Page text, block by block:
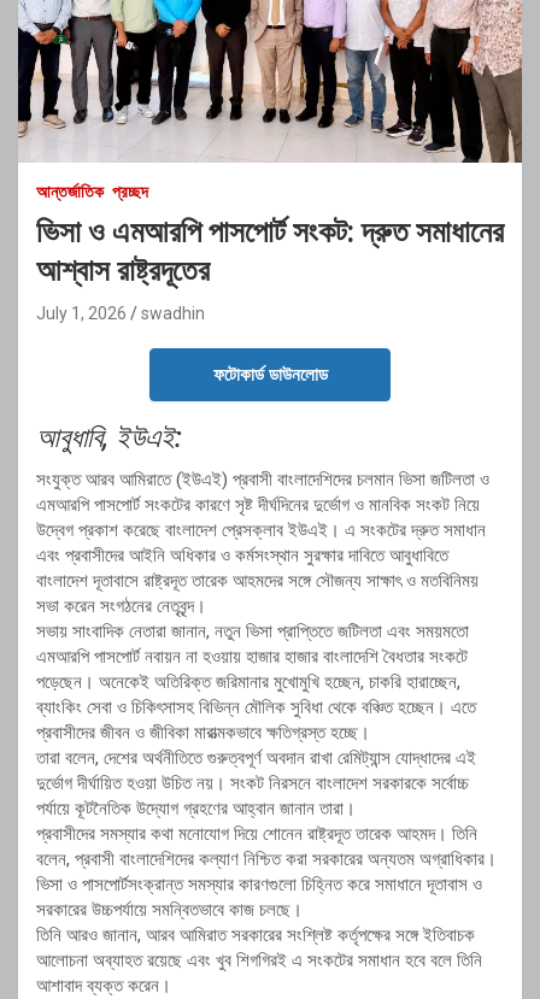
আন্তর্জাতিক প্রচ্ছদ
ভিসা ও এমআরপি পাসপোর্ট সংকট: দ্রুত সমাধানের
আশ্বাস রাষ্ট্রদূতের
July 1, 2026 swadhin
ফটোকার্ড ডাউনলোড
আবুধাবি, ইউএই:
সংযুক্ত আরব আমিরাতে (ইউএই) প্রবাসী বাংলাদেশিদের চলমান ভিসা জটিলতা ও
এমআরপি পাসপোর্ট সংকটের কারণে সৃষ্ট দীর্ঘদিনের দুর্ভোগ ও মানবিক সংকট নিয়ে
উদ্বেগ প্রকাশ করেছে বাংলাদেশ প্রেসক্লাব ইউএই। এ সংকটের দ্রুত সমাধান
এবং প্রবাসীদের আইনি অধিকার ও কর্মসংস্থান সুরক্ষার দাবিতে আবুধাবিতে
বাংলাদেশ দূতাবাসে রাষ্ট্রদূত তারেক আহমদের সঙ্গে সৌজন্য সাক্ষাৎ ও মতবিনিময়
সভা করেন সংগঠনের নেতৃবৃন্দ।
সভায় সাংবাদিক নেতারা জানান, নতুন ভিসা প্রাপ্তিতে জটিলতা এবং সময়মতো
এমআরপি পাসপোর্ট নবায়ন না হওয়ায় হাজার হাজার বাংলাদেশি বৈধতার সংকটে
পড়েছেন। অনেকেই অতিরিক্ত জরিমানার মুখোমুখি হচ্ছেন, চাকরি হারাচ্ছেন,
ব্যাংকিং সেবা ও চিকিৎসাসহ বিভিন্ন মৌলিক সুবিধা থেকে বঞ্চিত হচ্ছেন। এতে
প্রবাসীদের জীবন ও জীবিকা মারাত্মকভাবে ক্ষতিগ্রস্ত হচ্ছে।
তারা বলেন, দেশের অর্থনীতিতে গুরুত্বপূর্ণ অবদান রাখা রেমিট্যান্স যোদ্ধাদের এই
দুর্ভোগ দীর্ঘায়িত হওয়া উচিত নয়। সংকট নিরসনে বাংলাদেশ সরকারকে সর্বোচ্চ
পর্যায়ে কূটনৈতিক উদ্যোগ গ্রহণের আহ্বান জানান তারা।
প্রবাসীদের সমস্যার কথা মনোযোগ দিয়ে শোনেন রাষ্ট্রদূত তারেক আহমদ। তিনি
বলেন, প্রবাসী বাংলাদেশিদের কল্যাণ নিশ্চিত করা সরকারের অন্যতম অগ্রাধিকার।
ভিসা ও পাসপোর্টসংক্রান্ত সমস্যার কারণগুলো চিহ্নিত করে সমাধানে দূতাবাস ও
সরকারের উচ্চপর্যায়ে সমন্বিতভাবে কাজ চলছে।
তিনি আরও জানান, আরব আমিরাত সরকারের সংশ্লিষ্ট কর্তৃপক্ষের সঙ্গে ইতিবাচক
আলোচনা অব্যাহত রয়েছে এবং খুব শিগগিরই এ সংকটের সমাধান হবে বলে তিনি
আশাবাদ ব্যক্ত করেন।